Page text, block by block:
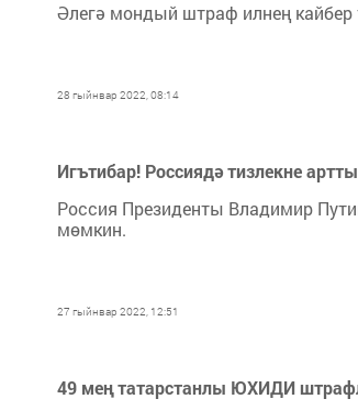
Әлегә мондый штраф илнең кайбер
28 гыйнвар 2022, 08:14
Игътибар! Россиядә тизлекне
Россия Президенты Владимир
мөмкин.
27 гыйнвар 2022, 12:51
49 мең татарстанлы ЮХИДИ